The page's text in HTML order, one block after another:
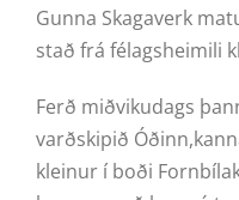
Gunna Skagaverk
stað frá félagsheimili
Ferð miðvikudags
varðskipið
kleinur í boði